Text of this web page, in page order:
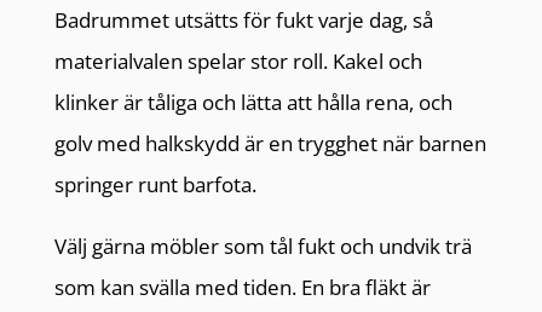
Badrummet utsätts för fukt varje dag, så
materialvalen spelar stor roll. Kakel och
klinker är tåliga och lätta att hålla rena, och
golv med halkskydd är en trygghet när barnen
springer runt barfota.
Välj gärna möbler som tål fukt och undvik trä
som kan svälla med tiden. En bra fläkt är